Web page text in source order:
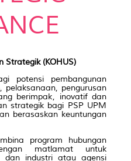
Strategik (KOHUS)
potensi pembangunan
pelaksanaan, pengurusan
berimpak, inovatif dan
strategik bagi PSP UPM
berasaskan keuntungan
program hubungan
matlamat untuk
dan industri atau agensi